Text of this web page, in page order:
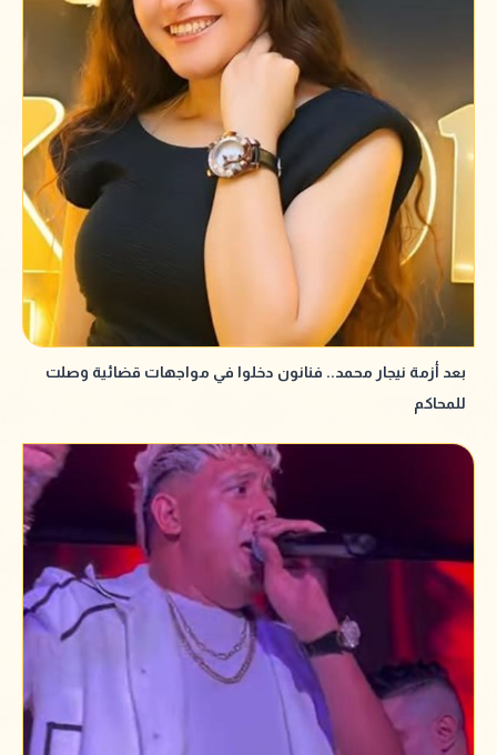
بعد أزمة نيجار محمد.. فنانون دخلوا في مواجهات قضائية وصلت
للمحاكم